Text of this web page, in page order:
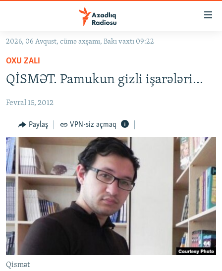
Əsas
qayıt
Əsas
naviqasiyaya
qayıt
#İZAHLA
KORRUPSIOMETR
#ƏSLINDƏ
FƏRQƏ BAX
QANUNI DOĞRU
ARAŞDIRMA
MULTIMEDIA
VIDEO
FOTOQALEREYA
İNFOQRAFIKA
RADIO ARXIV
OXU ZALI
AZƏRBAYCAN ƏDƏBIYYATI KITABXANASI
İZ - MƏDƏNIYYƏT PROQRAMI
HAQQIMIZDA
MISSIYAMIZ
PEŞƏ ETIKASI VƏ JURNALISTIKA STANDARTLARIMIZ
MATERIALLARIMIZDAN ISTIFADƏ
BIZI IZLƏ
2026, 06 Avqust, cümə axşamı, Bakı vaxtı 09:22
OXU ZALI
QİSMƏT. Pamukun gizli işarələri...
Fevral 15, 2012
Paylaş VPN-siz açmaq
Qismət